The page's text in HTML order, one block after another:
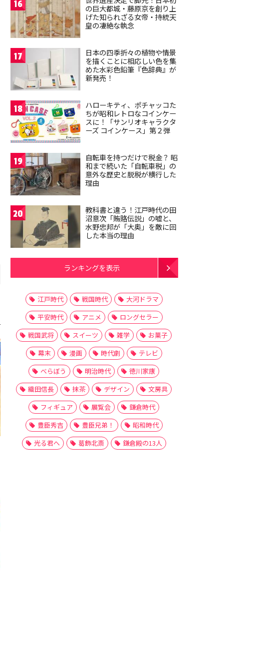
16
の巨大都城・藤原京を創り上
げた知られざる女帝・持統天
皇の凄絶な執念
17
日本の四季折々の植物や情景
を描くことに相応しい色を集
めた水彩色鉛筆『色辞典』が
新発売！
18
ハローキティ、ポチャッコた
ちが昭和レトロなコインケー
スに！「サンリオキャラクタ
ーズ コインケース」第２弾
19
自転車を持つだけで税金？ 昭
和まで続いた「自転車税」の
意外な歴史と脱税が横行した
理由
20
教科書と違う！江戸時代の田
沼意次「賄賂伝説」の嘘と、
水野忠邦が「大奥」を敵に回
した本当の理由
ランキングを表示
江戸時代 戦国時代
大河ドラマ
平安時代
アニメ
ロングセラー
戦国武将
スイーツ 雑学
お菓子
幕末
漫画 時代劇
テレビ
べらぼう
明治時代
徳川家康
織田信長
抹茶 デザイン
文房具
フィギュア
展覧会
鎌倉時代
豊臣秀吉
豊臣兄弟！
昭和時代
光る君へ
葛飾北斎 鎌倉殿の13人